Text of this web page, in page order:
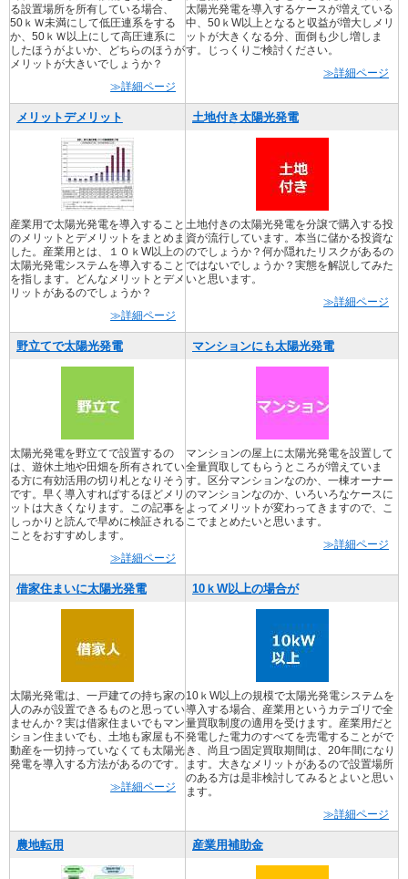
る設置場所を所有している場合、
50ｋＷ未満にして低圧連系をする
か、50ｋＷ以上にして高圧連系に
したほうがよいか、どちらのほうが
メリットが大きいでしょうか？
≫詳細ページ
太陽光発電を導入するケースが増えている
中、50ｋW以上となると収益が増大しメリ
ットが大きくなる分、面倒も少し増しま
す。じっくりご検討ください。
≫詳細ページ
メリットデメリット
産業用で太陽光発電を導入すること
のメリットとデメリットをまとめま
した。産業用とは、１０ｋW以上の
太陽光発電システムを導入すること
を指します。どんなメリットとデメ
リットがあるのでしょうか？
≫詳細ページ
土地付き太陽光発電
土地付きの太陽光発電を分譲で購入する投
資が流行しています。本当に儲かる投資な
のでしょうか？何か隠れたリスクがあるの
ではないでしょうか？実態を解説してみた
いと思います。
≫詳細ページ
野立てで太陽光発電
太陽光発電を野立てで設置するの
は、遊休土地や田畑を所有されてい
る方に有効活用の切り札となりそう
です。早く導入すればするほどメリ
ットは大きくなります。この記事を
しっかりと読んで早めに検証される
ことをおすすめします。
≫詳細ページ
マンションにも太陽光発電
マンションの屋上に太陽光発電を設置して
全量買取してもらうところが増えていま
す。区分マンションなのか、一棟オーナー
のマンションなのか、いろいろなケースに
よってメリットが変わってきますので、こ
こでまとめたいと思います。
≫詳細ページ
借家住まいに太陽光発電
太陽光発電は、一戸建ての持ち家の
人のみが設置できるものと思ってい
ませんか？実は借家住まいでもマン
ション住まいでも、土地も家屋も不
動産を一切持っていなくても太陽光
発電を導入する方法があるのです。
≫詳細ページ
10ｋW以上の場合が
10ｋW以上の規模で太陽光発電システムを
導入する場合、産業用というカテゴリで全
量買取制度の適用を受けます。産業用だと
発電した電力のすべてを売電することがで
き、尚且つ固定買取期間は、20年間になり
ます。大きなメリットがあるので設置場所
のある方は是非検討してみるとよいと思い
ます。
≫詳細ページ
農地転用 産業用補助金